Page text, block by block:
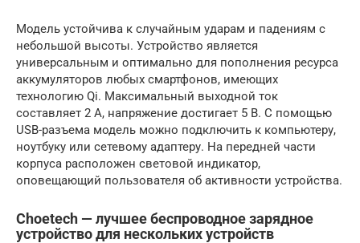
Модель устойчива к случайным ударам и падениям с
небольшой высоты. Устройство является
универсальным и оптимально для пополнения ресурса
аккумуляторов любых смартфонов, имеющих
технологию Qi. Максимальный выходной ток
составляет 2 А, напряжение достигает 5 В. С помощью
USB-разъема модель можно подключить к компьютеру,
ноутбуку или сетевому адаптеру. На передней части
корпуса расположен световой индикатор,
оповещающий пользователя об активности устройства.
Choetech — лучшее беспроводное зарядное
устройство для нескольких устройств